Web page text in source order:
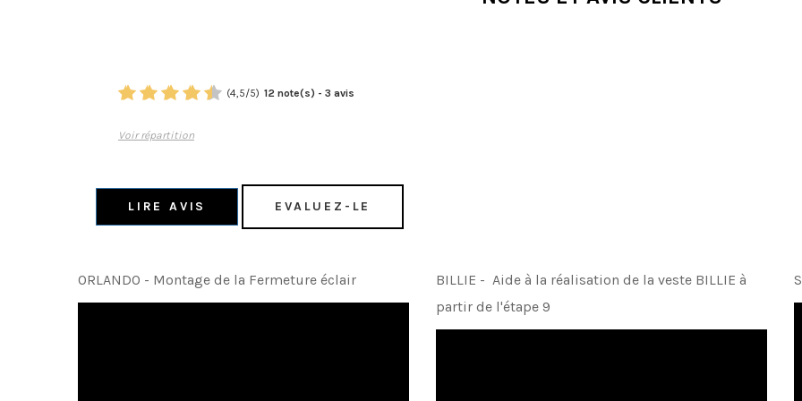
(4,5/5) 12 note(s) - 3 avis
Voir répartition
LIRE AVIS EVALUEZ-LE
ORLANDO - Montage de la Fermeture éclair
BILLIE - Aide à la réalisation de la veste BILLIE à
partir de l'étape 9